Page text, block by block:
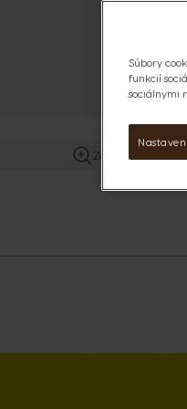
Zobraziť viac
Súbory
funkcií
sociálnymi